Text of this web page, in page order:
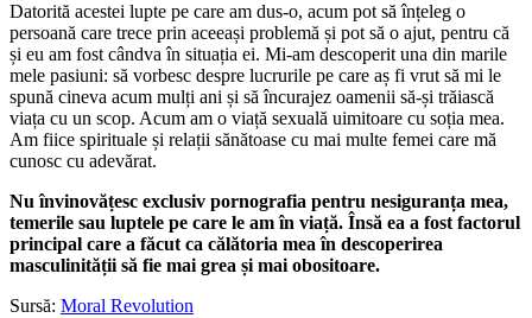
Datorită acestei lupte pe care am dus-o, acum pot să înțeleg o
persoană care trece prin aceeași problemă și pot să o ajut, pentru că
și eu am fost cândva în situația ei. Mi-am descoperit una din marile
mele pasiuni: să vorbesc despre lucrurile pe care aș fi vrut să mi le
spună cineva acum mulți ani și să încurajez oamenii să-și trăiască
viața cu un scop. Acum am o viață sexuală uimitoare cu soția mea.
Am fiice spirituale și relații sănătoase cu mai multe femei care mă
cunosc cu adevărat.
Nu învinovățesc exclusiv pornografia pentru nesiguranța mea,
temerile sau luptele pe care le am în viață. Însă ea a fost factorul
principal care a făcut ca călătoria mea în descoperirea
masculinității să fie mai grea și mai obositoare.
Sursă: Moral Revolution